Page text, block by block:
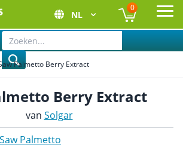
NL
0
Palmetto Berry Extract
Berry Extract
van Solgar
Saw Palmetto